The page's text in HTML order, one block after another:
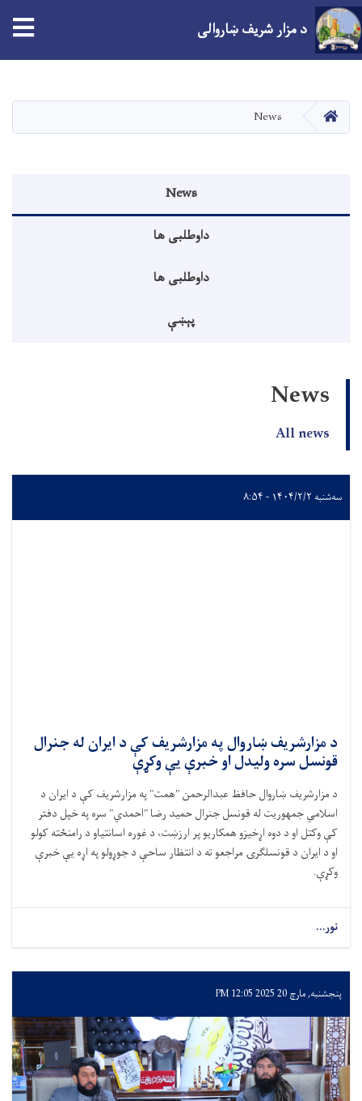
د مزار شریف ښاروالی
کور News
News
داوطلبی ها
داوطلبی ها
پېښې
News
All news
سه‌شنبه ۱۴۰۴/۲/۲ - ۸:۵۴
د مزارشريف ښاروال په مزارشريف كې د ايران له جنرال
قونسل سره وليدل او خبرې يې وكړې
د مزارشريف ښاروال حافظ عبدالرحمن "همت" په مزارشريف کې د ايران د
اسلامي جمهوريت له قونسل جنرال حميد رضا "احمدي" سره په خپل دفتر
کې وکتل او د دوه اړخيزو همکاريو پر ارزښت، د غوره اسانتياو د رامنځته کولو
او د ايران د قونسلګرۍ مراجعو ته د انتظار ساحې د جوړولو په اړه يې خبرې
وکړې.
نور...
پنجشنبه, مارچ 20 2025 12:05 PM